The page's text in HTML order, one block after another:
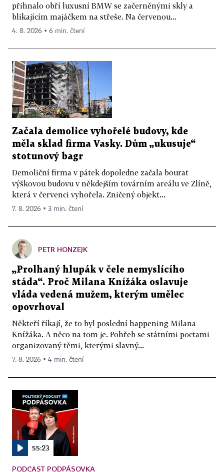
přihnalo obří luxusní BMW se začerněnými skly a
blikajícím majáčkem na střeše. Na červenou...
4. 8. 2026 ▪ 6 min. čtení
Začala demolice vyhořelé budovy, kde
měla sklad firma Vasky. Dům „ukusuje“
stotunový bagr
Demoliční firma v pátek dopoledne začala bourat
výškovou budovu v někdejším továrním areálu ve Zlíně,
která v červenci vyhořela. Zničený objekt...
7. 8. 2026 ▪ 3 min. čtení
PETR HONZEJK
„Prolhaný hlupák v čele nemyslícího
stáda“. Proč Milana Knížáka oslavuje
vláda vedená mužem, kterým umělec
opovrhoval
Někteří říkají, že to byl poslední happening Milana
Knížáka. A něco na tom je. Pohřeb se státními poctami
organizovaný těmi, kterými slavný...
7. 8. 2026 ▪ 4 min. čtení
55:23
PODCAST PODPÁSOVKA